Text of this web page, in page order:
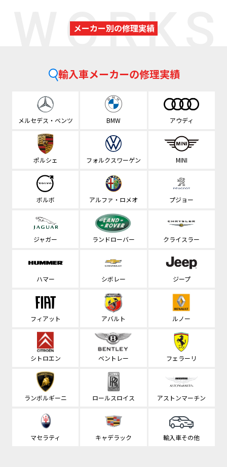
WORKS
メーカー別の修理実績
輸入車メーカーの修理実績
メルセデス・ベンツ BMW アウディ
ポルシェ フォルクスワーゲン MINI
ボルボ アルファ・ロメオ プジョー
ジャガー ランドローバー クライスラー
ハマー シボレー ジープ
フィアット アバルト ルノー
シトロエン ベントレー フェラーリ
ランボルギーニ ロールスロイス アストンマーチン
マセラティ キャデラック 輸入車その他